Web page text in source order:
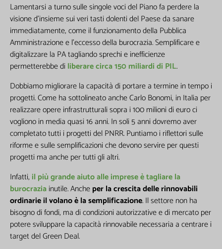
Lamentarsi a turno sulle singole voci del Piano fa perdere la
visione d’insieme sui veri tasti dolenti del Paese da sanare
immediatamente, come il funzionamento della Pubblica
Amministrazione e l’eccesso della burocrazia. Semplificare e
digitalizzare la PA tagliando sprechi e inefficienze
permetterebbe diliberare circa 150 miliardi di PIL.
Dobbiamo migliorare la capacità di portare a termine in tempo i
progetti. Come ha sottolineato anche Carlo Bonomi, in Italia per
realizzare opere infrastrutturali sopra i 100 milioni di euro ci
vogliono in media quasi 16 anni. In soli 5 anni dovremo aver
completato tutti i progetti del PNRR. Puntiamo i riflettori sulle
riforme e sulle semplificazioni che devono servire per questi
progetti ma anche per tutti gli altri.
Infatti, il più grande aiuto alle imprese è tagliare la
burocraziainutile. Ancheper la crescita delle rinnovabili
ordinarie il volano è la semplificazione. Il settore non ha
bisogno di fondi, ma di condizioni autorizzative e di mercato per
potere sviluppare la capacità rinnovabile necessaria a centrare i
target del Green Deal.
I seguenti campi non sono obbligatori,
ma queste informazioni mi sarebbero
utili per la creazione di contenuti
personalizzati